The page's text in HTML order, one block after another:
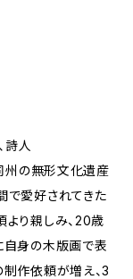
詩人
州の無形文化遺産
で愛好されてきた
より親しみ、20歳
自身の木版画で表
作依頼が増え、3